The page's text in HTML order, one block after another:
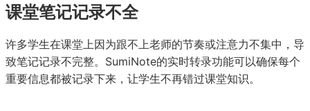
课堂笔记记录不全
许多学生在课堂上因为跟不上老师的节奏或注意力不集中，导
致笔记记录不完整。SumiNote的实时转录功能可以确保每个
重要信息都被记录下来，让学生不再错过课堂知识。